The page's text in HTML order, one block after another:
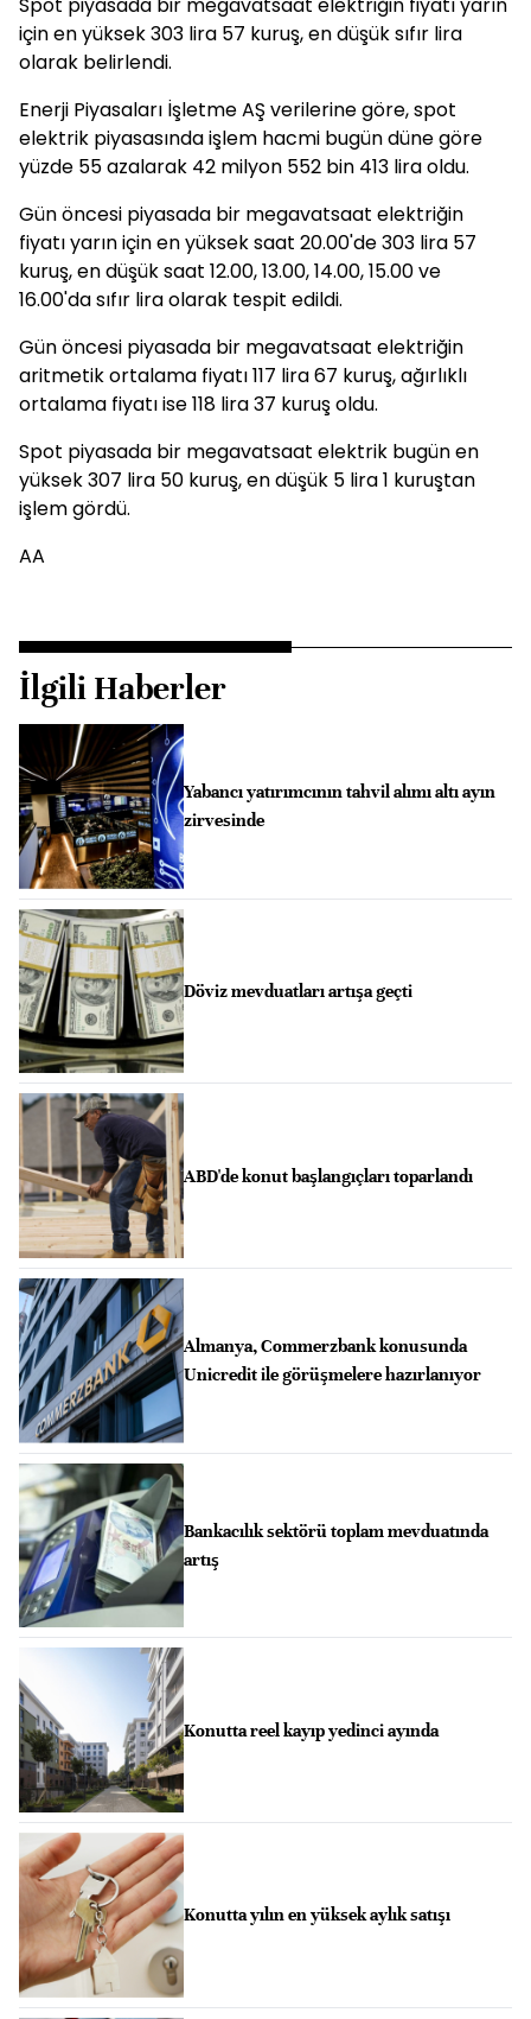
için en yüksek 303 lira 57 kuruş, en düşük sıfır lira
olarak belirlendi.
Enerji Piyasaları İşletme AŞ verilerine göre, spot
elektrik piyasasında işlem hacmi bugün düne göre
yüzde 55 azalarak 42 milyon 552 bin 413 lira oldu.
Gün öncesi piyasada bir megavatsaat elektriğin
fiyatı yarın için en yüksek saat 20.00'de 303 lira 57
kuruş, en düşük saat 12.00, 13.00, 14.00, 15.00 ve
16.00'da sıfır lira olarak tespit edildi.
Gün öncesi piyasada bir megavatsaat elektriğin
aritmetik ortalama fiyatı 117 lira 67 kuruş, ağırlıklı
ortalama fiyatı ise 118 lira 37 kuruş oldu.
Spot piyasada bir megavatsaat elektrik bugün en
yüksek 307 lira 50 kuruş, en düşük 5 lira 1 kuruştan
işlem gördü.
AA
İlgili Haberler
Yabancı yatırımcının tahvil alımı altı ayın
zirvesinde
Döviz mevduatları artışa geçti
ABD'de konut başlangıçları toparlandı
Almanya, Commerzbank konusunda
Unicredit ile görüşmelere hazırlanıyor
Bankacılık sektörü toplam mevduatında
artış
Konutta reel kayıp yedinci ayında
Konutta yılın en yüksek aylık satışı